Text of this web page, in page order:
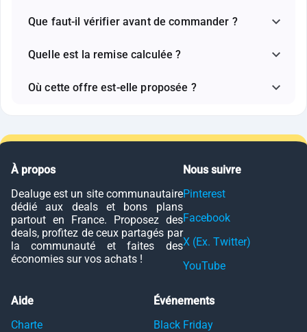
Que faut-il vérifier avant de commander ?
Quelle est la remise calculée ?
Où cette offre est-elle proposée ?
À propos
Dealuge est un site communautaire
dédié aux deals et bons plans
partout en France. Proposez des
deals, profitez de ceux partagés par
la communauté et faites des
économies sur vos achats !
Nous suivre
Pinterest
Facebook
X (Ex. Twitter)
YouTube
Aide
Charte
Événements
Black Friday